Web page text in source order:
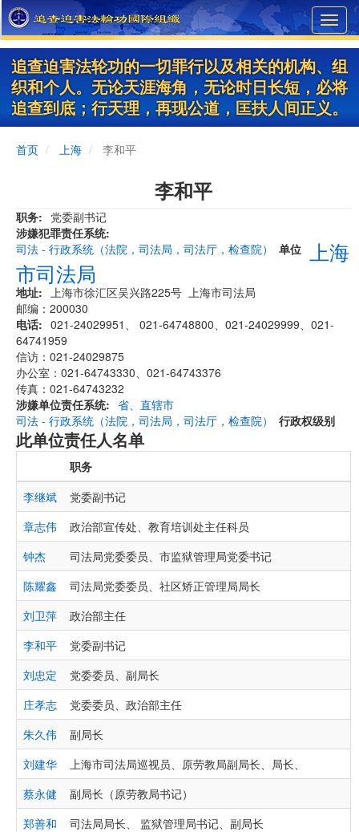
Skip
to
main
content
追查迫害法轮功的一切罪行以及相关的机构、组
织和个人。无论天涯海角，无论时日长短，必将
追查到底；行天理，再现公道，匡扶人间正义。
首页 上海 李和平
李和平
职务
党委副书记
涉嫌犯罪责任系统
司法 - 行政系统（法院，司法局，司法厅，检查院）
单位 上海
市司法局
地址
上海市徐汇区吴兴路225号 上海市司法局
邮编：200030
电话
021-24029951、 021-64748800、021-24029999、021-
64741959
信访：021-24029875
办公室：021-64743330、021-64743376
传真：021-64743232
涉嫌单位责任系统
司法 - 行政系统（法院，司法局，司法厅，检查院）
行政权级别
省、直辖市
此单位责任人名单
职务
李继斌
党委副书记
章志伟
政治部宣传处、教育培训处主任科员
钟杰
司法局党委委员、市监狱管理局党委书记
陈耀鑫
司法局党委委员、社区矫正管理局局长
刘卫萍
政治部主任
李和平
党委副书记
刘忠定
党委委员、副局长
庄孝志
党委委员、政治部主任
朱久伟
副局长
刘建华
上海市司法局巡视员、原劳教局副局长、局长、
蔡永健
副局长（原劳教局书记）
郑善和
司法局局长、 监狱管理局书记、副局长